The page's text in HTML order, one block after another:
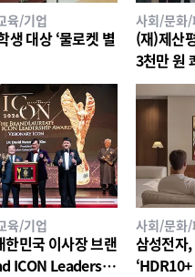
육/기업
생 대상 ‘물로켓 별
사회/문화
(재)제산
3천만 원
세계로 ‘
육/기업
한민국 이사장 브랜
ICON Leadershi
사회/문화
삼성전자